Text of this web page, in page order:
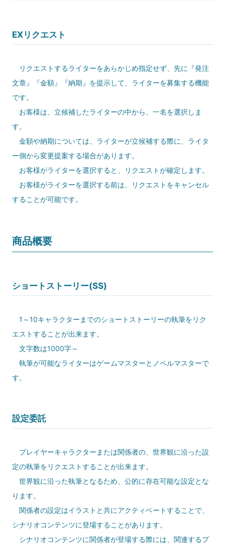
EXリクエスト
リクエストするライターをあらかじめ指定せず、先に『発注
文章』『金額』『納期』を提示して、ライターを募集する機能
です。
お客様は、立候補したライターの中から、一名を選択しま
す。
金額や納期については、ライターが立候補する際に、ライタ
ー側から変更提案する場合があります。
お客様がライターを選択すると、リクエストが確定します。
お客様がライターを選択する前は、リクエストをキャンセル
することが可能です。
商品概要
ショートストーリー(SS)
1～10キャラクターまでのショートストーリーの執筆をリク
エストすることが出来ます。
文字数は1000字～
執筆が可能なライターはゲームマスターとノベルマスターで
す。
設定委託
プレイヤーキャラクターまたは関係者の、世界観に沿った設
定の執筆をリクエストすることが出来ます。
世界観に沿った執筆となるため、公的に存在可能な設定とな
ります。
関係者の設定はイラストと共にアクティベートすることで、
シナリオコンテンツに登場することがあります。
シナリオコンテンツに関係者が登場する際には、関連するプ